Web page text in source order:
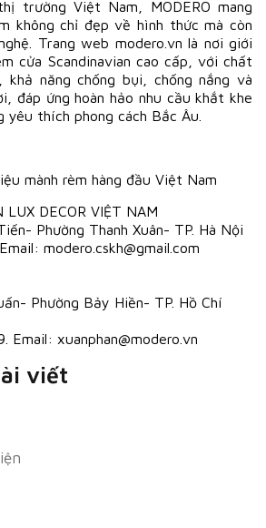
trường Việt Nam, MODERO mang
không chỉ đẹp về hình thức mà còn
Trang web modero.vn là nơi giới
cửa Scandinavian cao cấp, với chất
khả năng chống bụi, chống nắng và
đáp ứng hoàn hảo nhu cầu khắt khe
yêu thích phong cách Bắc Âu.
mành rèm hàng đầu Việt Nam
LUX DECOR VIỆT NAM
Phường Thanh Xuân- TP. Hà Nội
modero.cskh@gmail.com
Phường Bảy Hiền- TP. Hồ Chí
Email: xuanphan@modero.vn
viết